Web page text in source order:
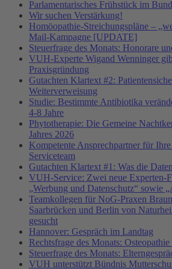
Parlamentarisches Frühstück im
Wir suchen Verstärkung!
Homöopathie-Streichungspläne –
Mail-Kampagne [UPDATE]
Steuerfrage des Monats: Honorare
VUH-Experte Wigand Wenninger
Praxisgründung
Gutachten Klartext #2:
Weiterverweisung
Studie: Bestimmte Antibiotika
4-8 Jahre
Phytotherapie: Die Gemeine
Jahres 2026
Kompetente Ansprechpartner für
Serviceteam
Gutachten Klartext #1: Was die
VUH-Service: Zwei neue Experten-
„Werbung und Datenschutz“ sowie
Teamkollegen für NoG-Praxen
Saarbrücken und Berlin von
gesucht
Hannover: Gespräch im Landtag
Rechtsfrage des Monats:
Steuerfrage des Monats:
VUH unterstützt Bündnis